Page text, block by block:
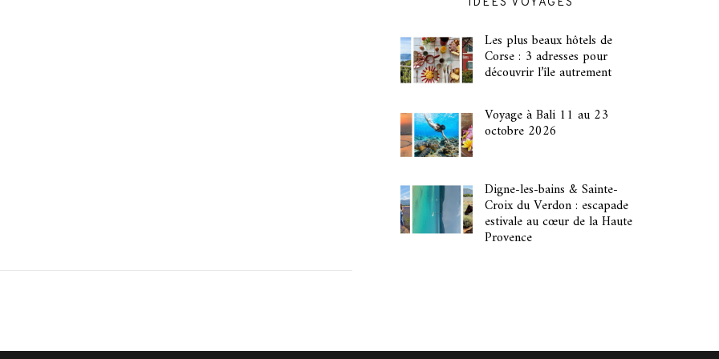
Les plus beaux hôtels de
Corse : 3 adresses pour
découvrir l’île autrement
Voyage à Bali 11 au 23
octobre 2026
Digne-les-bains & Sainte-
Croix du Verdon : escapade
estivale au cœur de la Haute
Provence